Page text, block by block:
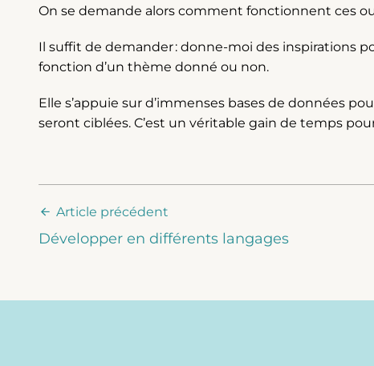
On se demande alors comment fonctionnent ces
Il suffit de demander : donne-moi des inspirations
fonction d’un thème donné ou non.
Elle s’appuie sur d’immenses bases de données
seront ciblées. C’est un véritable gain de temps
Article précédent
Développer en différents langages